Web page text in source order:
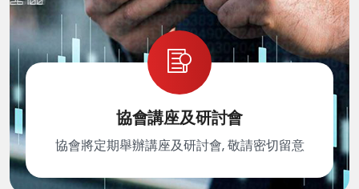
協會講座及研討會
協會將定期舉辦講座及研討會, 敬請密切留意